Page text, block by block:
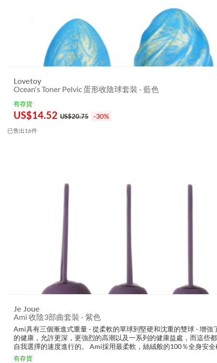
Lovetoy
Ocean's Toner Pelvic 蛋形收陰球套裝 - 藍色
有存貨
US$14.52 US$20.75 -30%
已售出16件
Je Joue
Ami 收陰3部曲套裝 - 紫色
Ami具有三個漸進式重量 - 從柔軟的單球到堅硬和沈重的雙球 - 增強
的健康，允許更深，更強烈的高潮以及一系列的健康益處，而這些
自我選擇的速度進行的。 Ami採用最柔軟，絲絨般的100％全身安
計，在使用時可獲得最大的舒適度。 全面的3步有機矽凝膠收陰系統
有存貨